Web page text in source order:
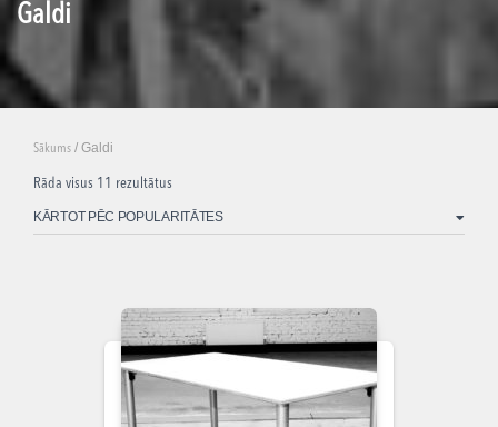
Galdi
Sākums / Galdi
Rāda visus 11 rezultātus